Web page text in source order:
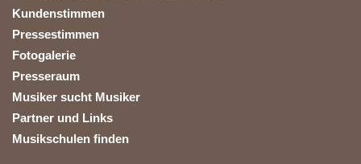
Kundenstimmen
Pressestimmen
Fotogalerie
Presseraum
Musiker sucht Musiker
Partner und Links
Musikschulen finden